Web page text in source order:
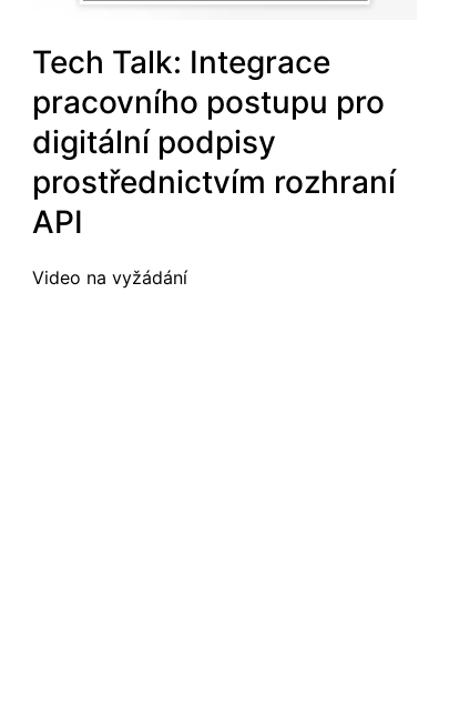
Tech Talk: Integrace
pracovního postupu pro
digitální podpisy
prostřednictvím rozhraní
API
Video na vyžádání